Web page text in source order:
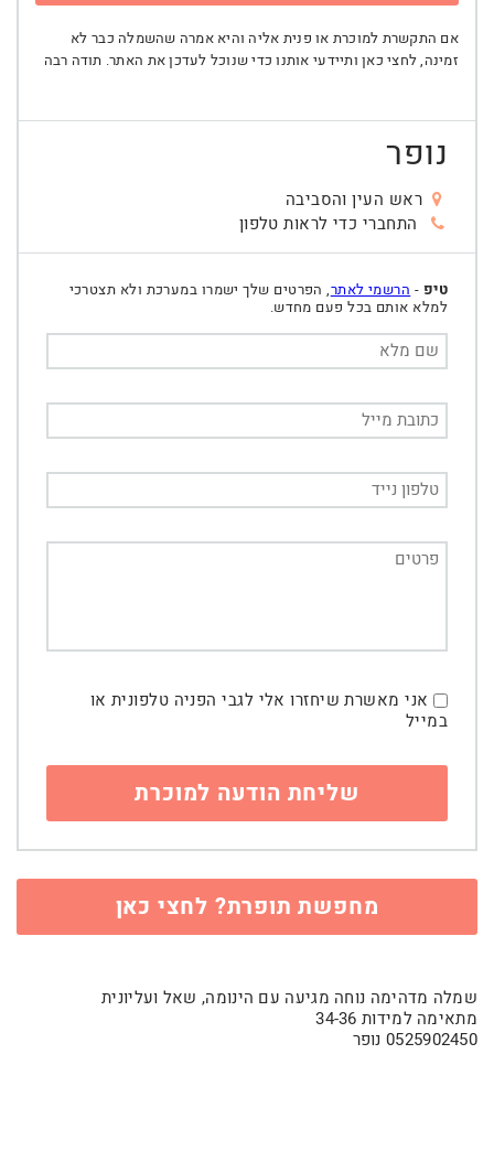
אם התקשרת למוכרת או פנית אליה והיא אמרה שהשמלה כבר לא
זמינה, לחצי כאן ותיידעי אותנו כדי שנוכל לעדכן את האתר. תודה רבה
נופר
ראש העין והסביבה
התחברי כדי לראות טלפון
טיפ - הרשמי לאתר, הפרטים שלך ישמרו במערכת ולא תצטרכי
למלא אותם בכל פעם מחדש.
אני מאשרת שיחזרו אלי לגבי הפניה טלפונית או
במייל
מחפשת תופרת? לחצי כאן
שמלה מדהימה נוחה מגיעה עם הינומה, שאל ועליונית
מתאימה למידות 34-36
0525902450 נופר